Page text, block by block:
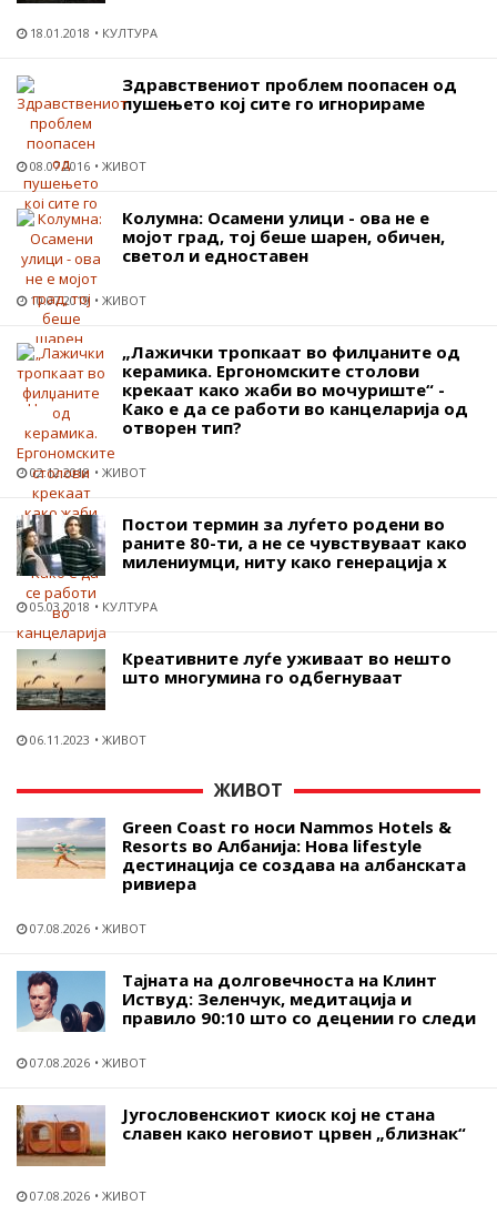
18.01.2018 КУЛТУРА
Здравствениот проблем поопасен од
пушењето кој сите го игнорираме
08.07.2016 ЖИВОТ
Колумна: Осамени улици - ова не е
мојот град, тој беше шарен, обичен,
светол и едноставен
10.07.2019 ЖИВОТ
„Лажички тропкаат во филџаните од
керамика. Ергономските столови
крекаат како жаби во мочуриште“ -
Како е да се работи во канцеларија од
отворен тип?
02.12.2018 ЖИВОТ
Постои термин за луѓето родени во
раните 80-ти, а не се чувствуваат како
милениумци, ниту како генерација х
05.03.2018 КУЛТУРА
Креативните луѓе уживаат во нешто
што многумина го одбегнуваат
06.11.2023 ЖИВОТ
ЖИВОТ
Green Coast го носи Nammos Hotels &
Resorts во Албанија: Нова lifestyle
дестинација се создава на албанската
ривиера
07.08.2026 ЖИВОТ
Тајната на долговечноста на Клинт
Иствуд: Зеленчук, медитација и
правило 90:10 што со децении го следи
07.08.2026 ЖИВОТ
Југословенскиот киоск кој не стана
славен како неговиот црвен „близнак“
07.08.2026 ЖИВОТ